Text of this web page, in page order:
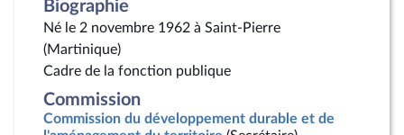
Biographie
Né le 2 novembre 1962 à Saint-Pierre
(Martinique)
Cadre de la fonction publique
Commission
Commission du développement durable et de